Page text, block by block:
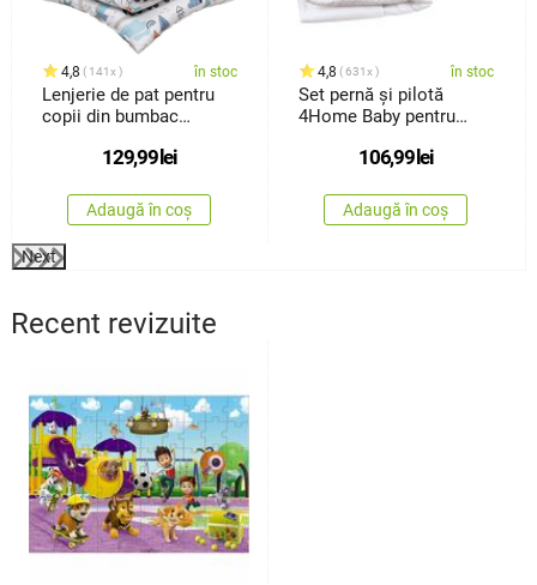
4,8 141x în stoc
Lenjerie de pat pentru
copii din bumbac
x 200 cm, 70 x 90 cm
129,99 lei
Adaugă în coș
4,8 631x în stoc
Set pernă și pilotă
4Home Baby pentru
106,99 lei
Adaugă în coș
Next
Recent revizuite